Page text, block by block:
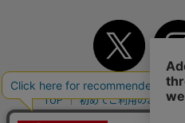
TOP 初めてご利用のお客様へ
個人情報保護方針